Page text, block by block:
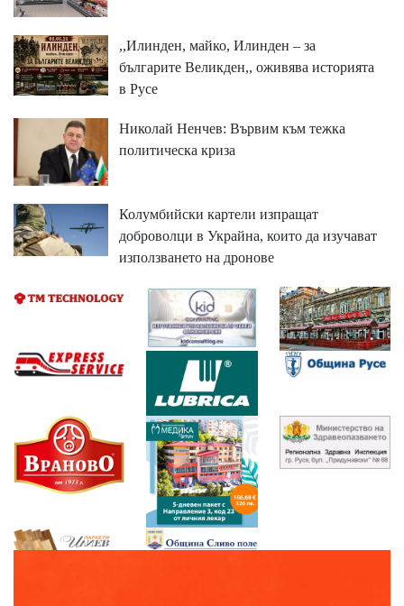
,,Илинден, майко, Илинден – за
българите Великден,, оживява историята
в Русе
Николай Ненчев: Вървим към тежка
политическа криза
Колумбийски картели изпращат
доброволци в Украйна, които да изучават
използването на дронове